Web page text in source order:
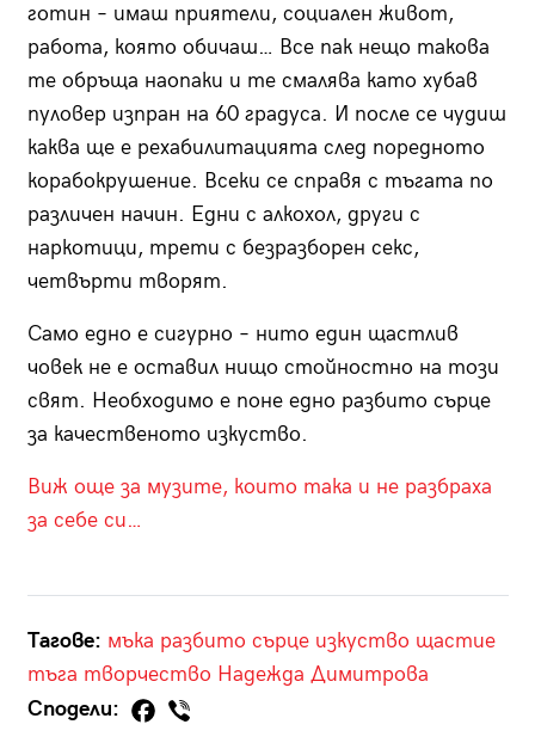
готин – имаш приятели, социален живот,
работа, която обичаш… Все пак нещо такова
те обръща наопаки и те смалява като хубав
пуловер изпран на 60 градуса. И после се чудиш
каква ще е рехабилитацията след поредното
корабокрушение. Всеки се справя с тъгата по
различен начин. Едни с алкохол, други с
наркотици, трети с безразборен секс,
четвърти творят.
Само едно е сигурно – нито един щастлив
човек не е оставил нищо стойностно на този
свят. Необходимо е поне едно разбито сърце
за качественото изкуство.
Виж още за музите, които така и не разбраха
за себе си…
Тагове: мъка разбито сърце изкуство щастие
тъга творчество Надежда Димитрова
Сподели: